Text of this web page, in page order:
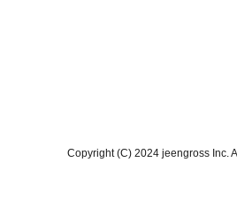
Copyright (C) 2024 jeengross Inc.